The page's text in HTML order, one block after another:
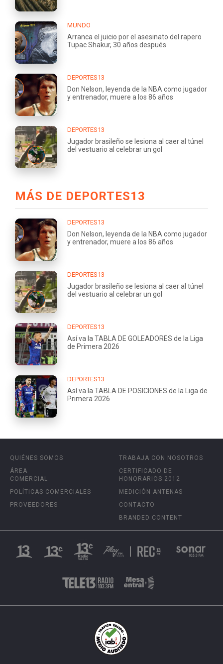
MUNDO
Arranca el juicio por el asesinato del rapero
Tupac Shakur, 30 años después
DEPORTES13
Don Nelson, leyenda de la NBA como jugador
y entrenador, muere a los 86 años
DEPORTES13
Jugador brasileño se lesiona al caer al túnel
del vestuario al celebrar un gol
MÁS DE DEPORTES13
DEPORTES13
Don Nelson, leyenda de la NBA como jugador
y entrenador, muere a los 86 años
DEPORTES13
Jugador brasileño se lesiona al caer al túnel
del vestuario al celebrar un gol
DEPORTES13
Así va la TABLA DE GOLEADORES de la Liga
de Primera 2026
DEPORTES13
Así va la TABLA DE POSICIONES de la Liga de
Primera 2026
QUIÉNES SOMOS
ÁREA
COMERCIAL
POLÍTICAS COMERCIALES
PROVEEDORES
TRABAJA CON NOSOTROS
CERTIFICADO DE
HONORARIOS 2012
MEDICIÓN ANTENAS
CONTACTO
BRANDED CONTENT